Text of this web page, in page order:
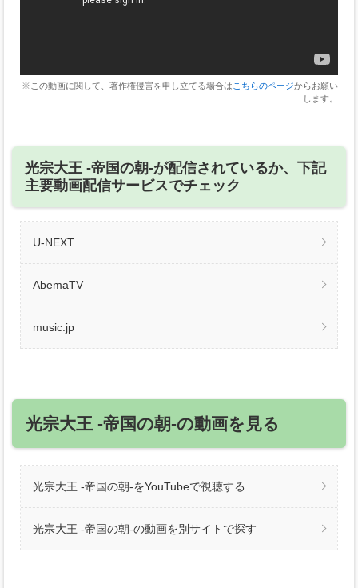
※この動画に関して、著作権侵害を申し立てる場合は こちらのページからお願い
します。
光宗大王 ‐帝国の朝‐が配信されているか、下記
主要動画配信サービスでチェック
U-NEXT
AbemaTV
music.jp
光宗大王 ‐帝国の朝‐の動画を見る
光宗大王 ‐帝国の朝‐をYouTubeで視聴する
光宗大王 ‐帝国の朝‐の動画を別サイトで探す